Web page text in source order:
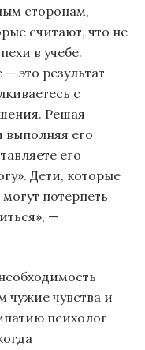
сторонам,
считают, что не
в учебе.
это результат
с
Решая
выполняя его
его
Дети, которые
потерпеть
—
чужие чувства и
психолог